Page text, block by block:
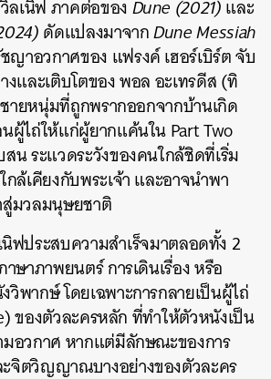
ลเนิฟ ภาคต่อของDune (2021)และ
ดัดแปลงมาจากDune Messiah
ญาอวกาศของ แฟรงค์ เฮอร์เบิร์ต จับ
งและเติบโตของ พอล อะเทรดีส (ทิ
ชายหนุ่มที่ถูกพรากออกจากบ้านเกิด
ผู้ไถ่ให้แก่ผู้ยากแค้นใน Part Two
น ระแวดระวังของคนใกล้ชิดที่เริ่ม
กล้เคียงกับพระเจ้า และอาจนำพา
สู่มวลมนุษยชาติ
ฟประสบความสำเร็จมาตลอดทั้ง 2
ษาภาพยนตร์ การเดินเรื่อง หรือ
พากษ์ โดยเฉพาะการกลายเป็นผู้ไถ่
ของตัวละครหลัก ที่ทำให้ตัวหนังเป็น
อวกาศ หากแต่มีลักษณะของการ
ะจิตวิญญาณบางอย่างของตัวละคร